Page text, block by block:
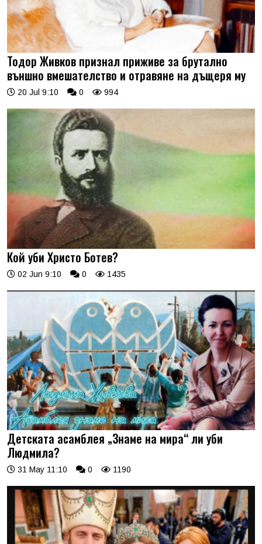
Тодор Живков признал приживе за брутално
външно вмешателство и отравяне на дъщеря му
20 Jul 9:10 0 994
Кой уби Христо Ботев?
02 Jun 9:10 0 1435
Детската асамблея „Знаме на мира“ ли уби
Людмила?
31 May 11:10 0 1190